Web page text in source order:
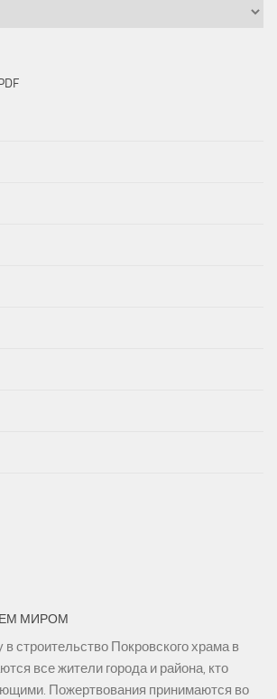
МИРОМ
строительство Покровского храма в
все жители города и района, кто
Пожертвования принимаются во